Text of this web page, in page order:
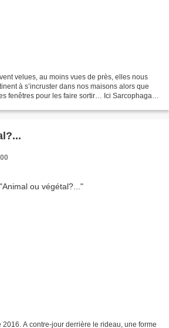
velues, au moins vues de près, elles nous
à s’incruster dans nos maisons alors que
fenêtres pour les faire sortir… Ici Sarcophaga
2016. A contre-jour derrière le rideau, une forme